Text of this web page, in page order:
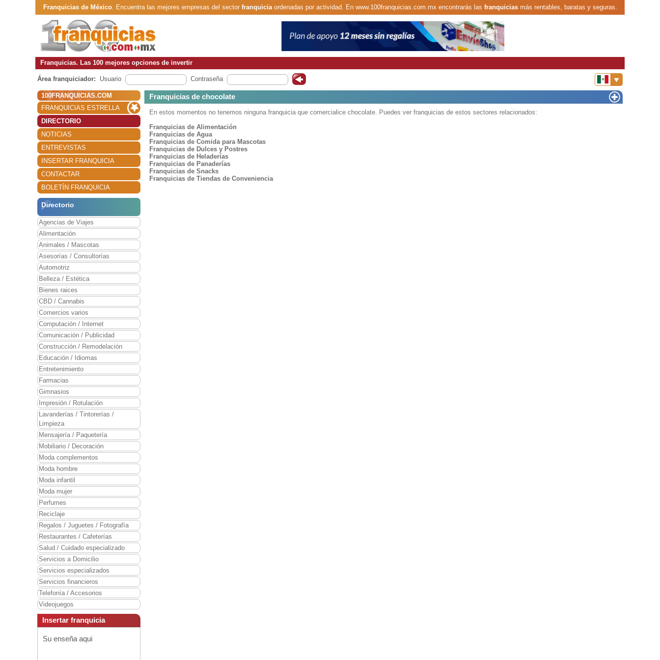
Franquicias de México. Encuentra las mejores empresas del sector franquiciaordenadas por actividad. En www.100franquicias.com.mx encontrarás las franquiciasmás rentables, baratas y seguras.
Franquicias. Las 100 mejores opciones de invertir
Área franquiciador: Usuario Contraseña
100FRANQUICIAS.COM
FRANQUICIAS ESTRELLA
DIRECTORIO
NOTICIAS
ENTREVISTAS
INSERTAR FRANQUICIA
CONTACTAR
BOLETÍN FRANQUICIA
Directorio
Agencias de Viajes
Alimentación
Animales / Mascotas
Asesorías / Consultorías
Automotriz
Belleza / Estética
Bienes raices
CBD / Cannabis
Comercios varios
Computación / Internet
Comunicación / Publicidad
Construcción / Remodelación
Educación / Idiomas
Entretenimiento
Farmacias
Gimnasios
Impresión / Rotulación
Lavanderías / Tintorerías /
Limpieza
Mensajería / Paquetería
Mobiliario / Decoración
Moda complementos
Moda hombre
Moda infantil
Moda mujer
Perfumes
Reciclaje
Regalos / Juguetes / Fotografía
Restaurantes / Cafeterías
Salud / Cuidado especializado
Servicios a Domicilio
Servicios especializados
Servicios financieros
Telefonía / Accesorios
Videojuegos
Insertar franquicia
Su enseña aqui
Franquicias de chocolate
En estos momentos no tenemos ninguna franquicia que comercialice chocolate. Puedes ver franquicias de estos sectores relacionados:
Franquicias de Alimentación
Franquicias de Agua
Franquicias de Comida para Mascotas
Franquicias de Dulces y Postres
Franquicias de Heladerías
Franquicias de Panaderías
Franquicias de Snacks
Franquicias de Tiendas de Conveniencia